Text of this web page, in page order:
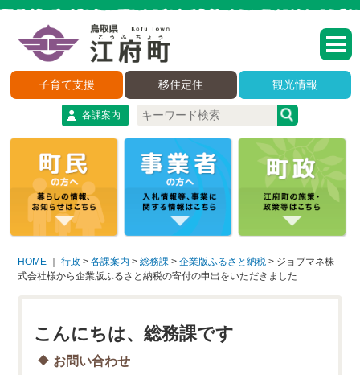
子育て支援 移住定住 観光情報
各課案内
HOME ｜行政 >各課案内 >総務課 >企業版ふるさと納税 > ジョブマネ株
式会社様から企業版ふるさと納税の寄付の申出をいただきました
こんにちは、総務課です
お問い合わせ